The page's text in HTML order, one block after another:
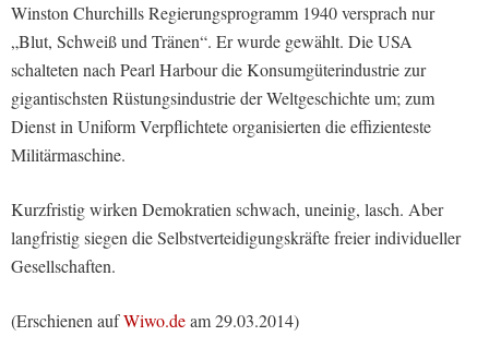
Winston Churchills Regierungsprogramm 1940 versprach nur
„Blut, Schweiß und Tränen“. Er wurde gewählt. Die USA
schalteten nach Pearl Harbour die Konsumgüterindustrie zur
gigantischsten Rüstungsindustrie der Weltgeschichte um; zum
Dienst in Uniform Verpflichtete organisierten die effizienteste
Militärmaschine.
Kurzfristig wirken Demokratien schwach, uneinig, lasch. Aber
langfristig siegen die Selbstverteidigungskräfte freier individueller
Gesellschaften.
(Erschienen aufWiwo.deam 29.03.2014)